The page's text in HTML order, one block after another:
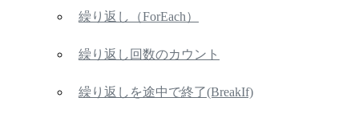
繰り返し（ForEach）
繰り返し回数のカウント
繰り返しを途中で終了(BreakIf)